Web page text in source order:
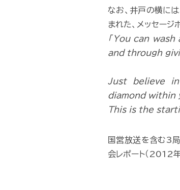
なお、井戸の横に
まれた、メッセージ
「You can
and through
Just believe
diamond within
This is the
国営放送を含む3
会レポート（2012